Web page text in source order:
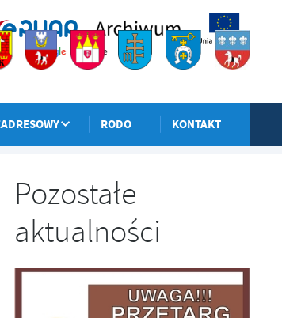
RODO KONTAKT
Pozostałe
aktualności